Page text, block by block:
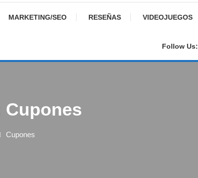
MARKETING/SEO RESEÑAS VIDEOJUEGOS
Follow Us:
Cupones
Cupones